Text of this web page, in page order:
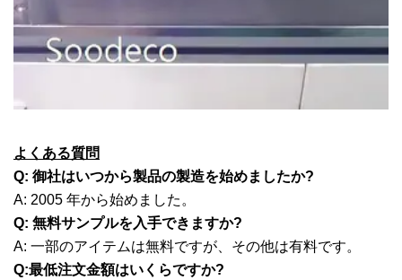
よくある質問
Q: 御社はいつから製品の製造を始めましたか?
A: 2005 年から始めました。
Q: 無料サンプルを入手できますか?
A: 一部のアイテムは無料ですが、その他は有料です。
Q:最低注文金額はいくらですか?